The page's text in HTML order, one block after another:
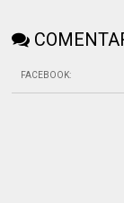
FACEBOOK: